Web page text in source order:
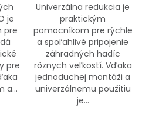
je
pre
pre
a...
Univerzálna redukcia je
praktickým
pomocníkom pre rýchle
a spoľahlivé pripojenie
záhradných hadíc
rôznych veľkostí. Vďaka
jednoduchej montáži a
univerzálnemu použitiu
je...